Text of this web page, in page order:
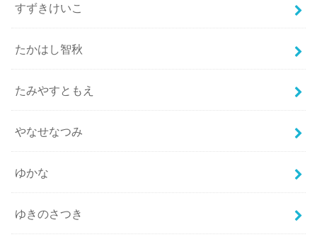
すずきけいこ
たかはし智秋
たみやすともえ
やなせなつみ
ゆかな
ゆきのさつき